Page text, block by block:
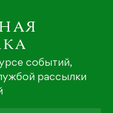
событий,
рассылки